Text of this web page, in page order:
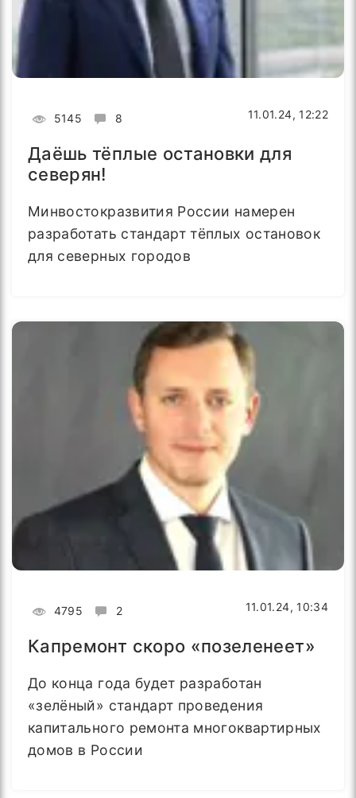
5145 8 11.01.24, 12:22
Даёшь тёплые остановки для
северян!
Минвостокразвития России намерен
разработать стандарт тёплых остановок
для северных городов
4795 2 11.01.24, 10:34
Капремонт скоро «позеленеет»
До конца года будет разработан
«зелёный» стандарт проведения
капитального ремонта многоквартирных
домов в России